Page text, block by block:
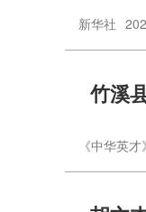
新华社
竹溪
《中华英